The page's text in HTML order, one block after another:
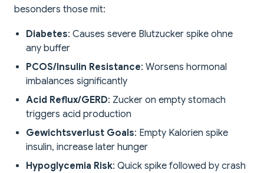
besonders those mit:
Diabetes: Causes severe Blutzucker spike ohne
any buffer
PCOS/Insulin Resistance: Worsens hormonal
imbalances significantly
Acid Reflux/GERD: Zucker on empty stomach
triggers acid production
Gewichtsverlust Goals: Empty Kalorien spike
insulin, increase later hunger
Hypoglycemia Risk: Quick spike followed by crash